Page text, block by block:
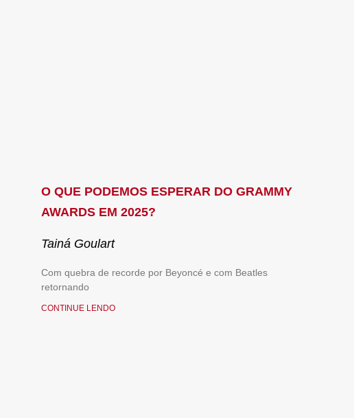
O QUE PODEMOS ESPERAR DO GRAMMY
AWARDS EM 2025?
Tainá Goulart
Com quebra de recorde por Beyoncé e com Beatles
retornando
CONTINUE LENDO